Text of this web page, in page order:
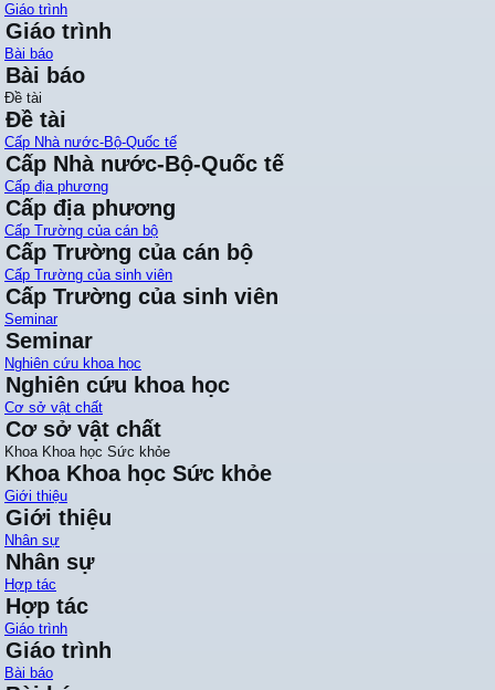
Giáo trình
Giáo trình
Bài báo
Bài báo
Đề tài
Đề tài
Cấp Nhà nước-Bộ-Quốc tế
Cấp Nhà nước-Bộ-Quốc tế
Cấp địa phương
Cấp địa phương
Cấp Trường của cán bộ
Cấp Trường của cán bộ
Cấp Trường của sinh viên
Cấp Trường của sinh viên
Seminar
Seminar
Nghiên cứu khoa học
Nghiên cứu khoa học
Cơ sở vật chất
Cơ sở vật chất
Khoa Khoa học Sức khỏe
Khoa Khoa học Sức khỏe
Giới thiệu
Giới thiệu
Nhân sự
Nhân sự
Hợp tác
Hợp tác
Giáo trình
Giáo trình
Bài báo